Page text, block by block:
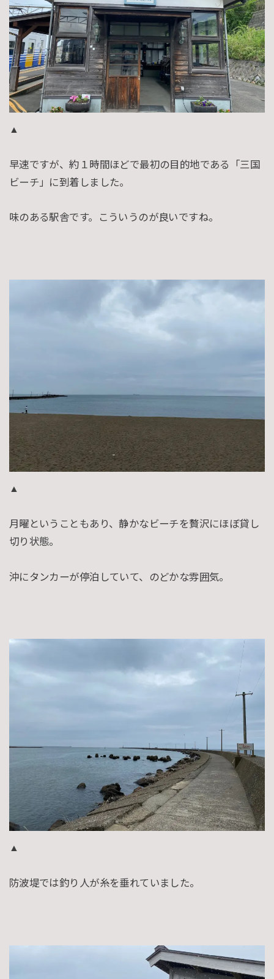
▲
早速ですが、約１時間ほどで最初の目的地である「三国
ビーチ」に到着しました。
味のある駅舎です。こういうのが良いですね。
▲
月曜ということもあり、静かなビーチを贅沢にほぼ貸し
切り状態。
沖にタンカーが停泊していて、のどかな雰囲気。
▲
防波堤では釣り人が糸を垂れていました。